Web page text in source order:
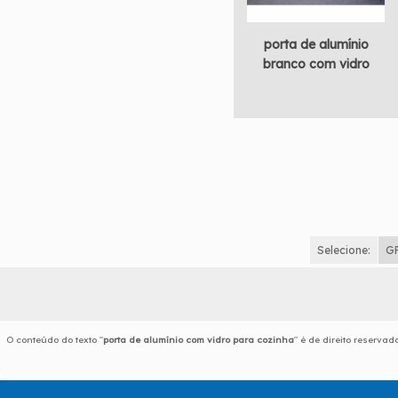
porta de alumínio
branco com vidro
Selecione:
O conteúdo do texto "porta de alumínio com vidro para cozinha" é de direito